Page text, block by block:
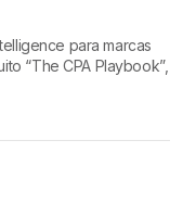
para marcas
“The CPA Playbook”,